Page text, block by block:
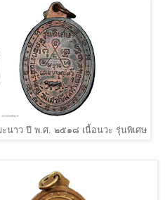
นาว ปี พ.ศ. ๒๕๑๘ เนื้อนวะ รุ่นพิเศษ